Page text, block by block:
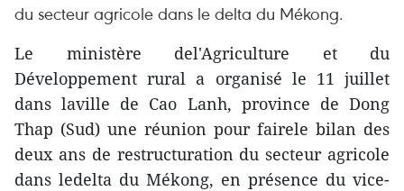
du secteur agricole dans le delta du Mékong.
Le ministère del'Agriculture et du
Développement rural a organisé le 11 juillet
dans laville de Cao Lanh, province de Dong
Thap (Sud) une réunion pour fairele bilan des
deux ans de restructuration du secteur agricole
dans ledelta du Mékong, en présence du vice-